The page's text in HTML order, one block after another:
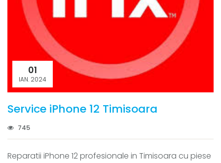
01
IAN. 2024
Service iPhone 12 Timisoara
745
Reparatii iPhone 12 profesionale in Timisoara cu piese